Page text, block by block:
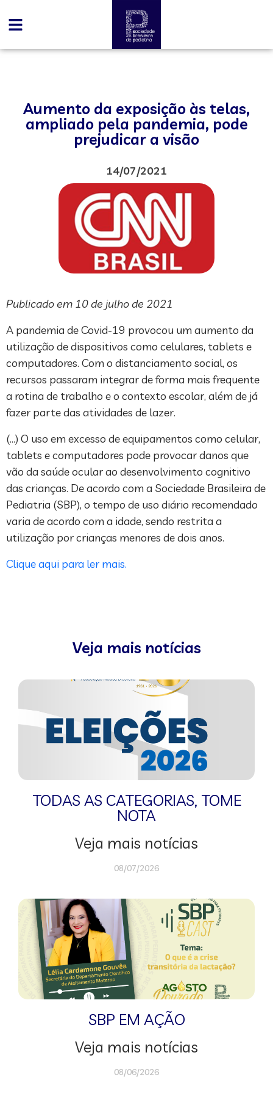
Aumento da exposição às telas,
ampliado pela pandemia, pode
prejudicar a visão
14/07/2021
Publicado em 10 de julho de 2021
A pandemia de Covid-19 provocou um aumento da
utilização de dispositivos como celulares, tablets e
computadores. Com o distanciamento social, os
recursos passaram integrar de forma mais frequente
a rotina de trabalho e o contexto escolar, além de já
fazer parte das atividades de lazer.
(…) O uso em excesso de equipamentos como celular,
tablets e computadores pode provocar danos que
vão da saúde ocular ao desenvolvimento cognitivo
das crianças. De acordo com a Sociedade Brasileira de
Pediatria (SBP), o tempo de uso diário recomendado
varia de acordo com a idade, sendo restrita a
utilização por crianças menores de dois anos.
Clique aqui para ler mais.
Veja mais notícias
TODAS AS CATEGORIAS, TOME
NOTA
Veja mais notícias
08/07/2026
SBP EM AÇÃO
Veja mais notícias
08/06/2026